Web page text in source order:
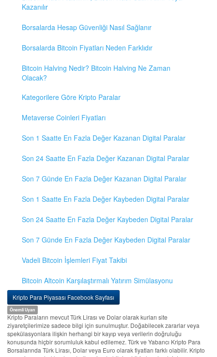
Kazanılır
Borsalarda Hesap Güvenliği Nasıl Sağlanır
Borsalarda Bitcoin Fiyatları Neden Farklıdır
Bitcoin Halving Nedir? Bitcoin Halving Ne Zaman
Olacak?
Kategorilere Göre Kripto Paralar
Metaverse Coinleri Fiyatları
Son 1 Saatte En Fazla Değer Kazanan Digital Paralar
Son 24 Saatte En Fazla Değer Kazanan Digital Paralar
Son 7 Günde En Fazla Değer Kazanan Digital Paralar
Son 1 Saatte En Fazla Değer Kaybeden Digital Paralar
Son 24 Saatte En Fazla Değer Kaybeden Digital Paralar
Son 7 Günde En Fazla Değer Kaybeden Digital Paralar
Vadeli Bitcoin İşlemleri Fiyat Takibi
Bitcoin Altcoin Karşılaştırmalı Yatırım Simülasyonu
Kripto Para Piyasası Facebook Sayfası
Önemli Uyarı
Kripto Paraların mevcut Türk Lirası ve Dolar olarak kurları site
ziyaretçilerimize sadece bilgi için sunulmuştur. Doğabilecek zararlar veya
spekülasyonlara ilişkin herhangi bir kayıp veya verilerin doğruluğu
konusunda hiçbir sorumluluk kabul edilemez. Türk ve Yabancı Kripto Para
Borsalarında Türk Lirası, Dolar veya Euro olarak fiyatları farklı olabilir. Kripto